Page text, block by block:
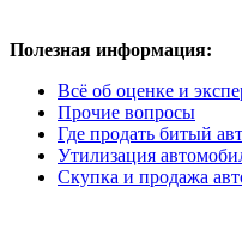
Полезная информация:
Всё об оценке и
Прочие вопросы
Где продать битый
Утилизация
Скупка и продажа